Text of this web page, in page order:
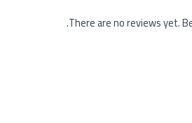
There are no reviews yet.